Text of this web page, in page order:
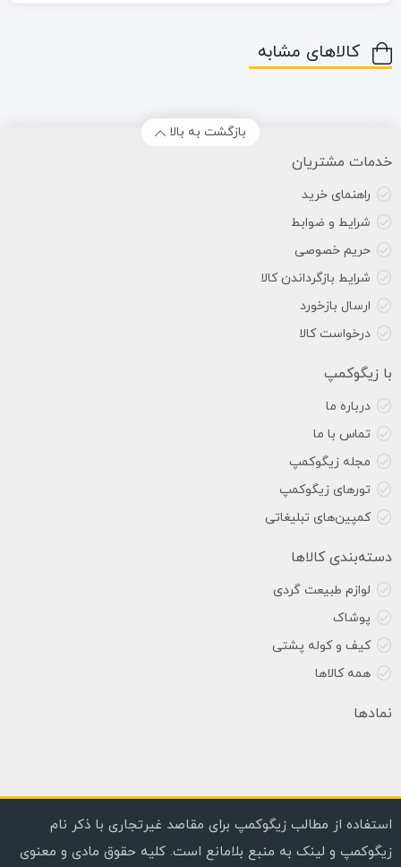
کالاهای مشابه
بازگشت به بالا
خدمات مشتریان
راهنمای خرید
شرایط و ضوابط
حریم خصوصی
شرایط بازگرداندن کالا
ارسال بازخورد
درخواست کالا
با زیگوکمپ
درباره ما
تماس با ما
مجله زیگوکمپ
تورهای زیگوکمپ
کمپین‌های تبلیغاتی
دسته‌بندی کالاها
لوازم طبیعت گردی
پوشاک
کیف و کوله پشتی
همه کالاها
نمادها
استفاده از مطالب زیگوکمپ برای مقاصد غیرتجاری با ذکر نام
زیگوکمپ و لینک به منبع بلامانع است. کلیه حقوق مادی و معنوی